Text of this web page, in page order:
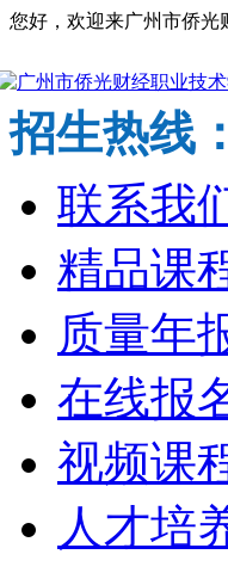
您好，欢迎来广州市侨光
招生热线：
联系我
精品课
质量年
在线报
视频课
人才培